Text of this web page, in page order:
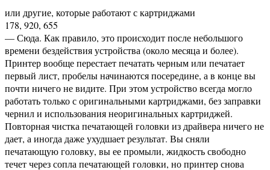
или другие, которые работают с картриджами
178, 920, 655
— Сюда. Как правило, это происходит после небольшого
времени бездействия устройства (около месяца и более).
Принтер вообще перестает печатать черным или печатает
первый лист, пробелы начинаются посередине, а в конце вы
почти ничего не видите. При этом устройство всегда могло
работать только с оригинальными картриджами, без заправки
чернил и использования неоригинальных картриджей.
Повторная чистка печатающей головки из драйвера ничего не
дает, а иногда даже ухудшает результат. Вы сняли
печатающую головку, вы ее промыли, жидкость свободно
течет через сопла печатающей головки, но принтер снова